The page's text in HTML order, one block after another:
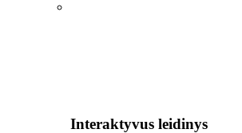
Interaktyvus leidinys